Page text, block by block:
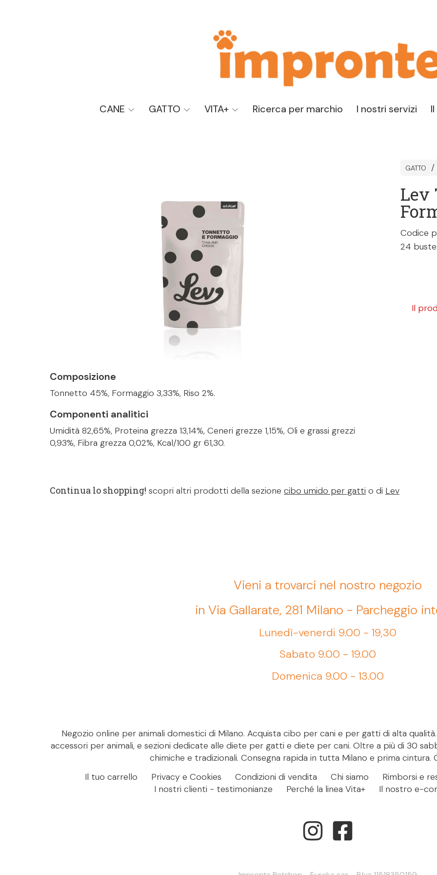
CANE GATTO VITA+ Ricerca per marchio I nostri servizi
Composizione
Tonnetto 45%, Formaggio 3,33%, Riso 2%.
Componenti analitici
Umidità 82,65%, Proteina grezza 13,14%, Ceneri grezze 1,15%, Oli e grassi grezzi
0,93%, Fibra grezza 0,02%, Kcal/100 gr 61,30.
GATTO
Lev
Codice
24
Il
Continua lo shopping! scopri altri prodotti della sezione cibo umido per gatti o di Lev
Vieni a trovarci nel nostro negozio
in Via Gallarate, 281 Milano - Parcheggio
Lunedì-venerdi 9.00 - 19,30
Sabato 9.00 - 19.00
Domenica 9.00 - 13.00
Negozio online per animali domestici di Milano. Acquista cibo per cani e per gatti di alta
accessori per animali, e sezioni dedicate alle diete per gatti e diete per cani. Oltre a più di 30
chimiche e tradizionali. Consegna rapida in tutta Milano e prima cintura.
Il tuo carrello
Privacy e Cookies Condizioni di vendita Chi siamo Rimborsi e
I nostri clienti - testimonianze
Perché la linea Vita+ Il nostro e-